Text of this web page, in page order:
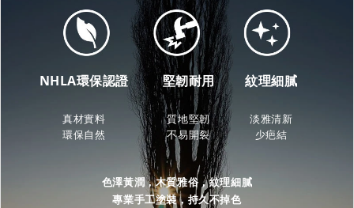
NHLA環保認證 堅韌耐用 紋理細膩
真材實料
環保自然
質地堅韌
不易開裂
淡雅清新
少疤結
色澤黃潤，木質雅俗，紋理細膩
專業手工塗裝，持久不掉色